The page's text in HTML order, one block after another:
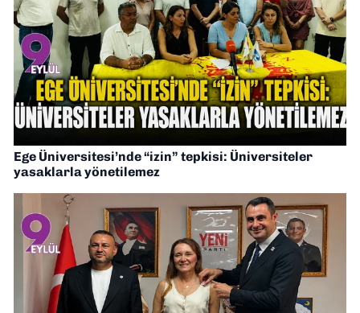
Ege Üniversitesi’nde “izin” tepkisi: Üniversiteler
yasaklarla yönetilemez